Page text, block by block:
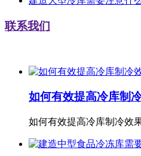
联系我们
如何有效提高冷库制
如何有效提高冷库制冷效